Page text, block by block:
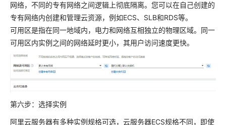
网络，不同的专有网络之间逻辑上彻底隔离。您可以在自己创建的
专有网络内创建和管理云资源，例如ECS、SLB和RDS等。
可用区是指在同一地域内，电力和网络互相独立的物理区域。同一
可用区内实例之间的网络延时更小，其用户访问速度更快。
第六步：选择实例
阿里云服务器有多种实例规格可选，云服务器ECS规格不同，即使